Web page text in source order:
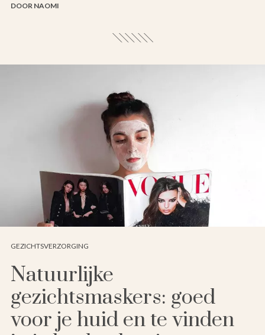
DOOR NAOMI
GEZICHTSVERZORGING
Natuurlijke
gezichtsmaskers: goed
voor je huid en te vinden